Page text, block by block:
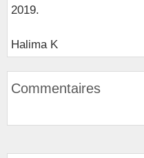
2019.
Halima K
Commentaires